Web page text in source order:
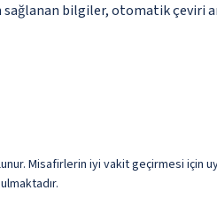
sağlanan bilgiler, otomatik çeviri
Misafirlerin iyi vakit geçirmesi için